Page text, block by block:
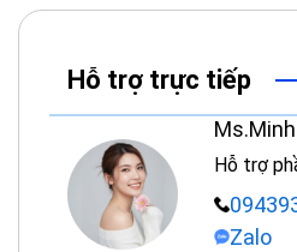
Hỗ trợ trực tiếp
Hỗ trợ
Zalo